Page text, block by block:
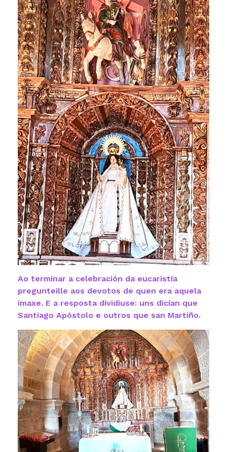
Ao terminar a celebración da eucaristía
pregunteille aos devotos de quen era aquela
imaxe. E a resposta dividiuse: uns dicían que
Santiago Apóstolo e outros que san Martiño.